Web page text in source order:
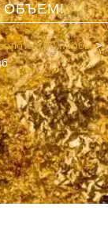
ОБЪЕМ!
750 пробы>